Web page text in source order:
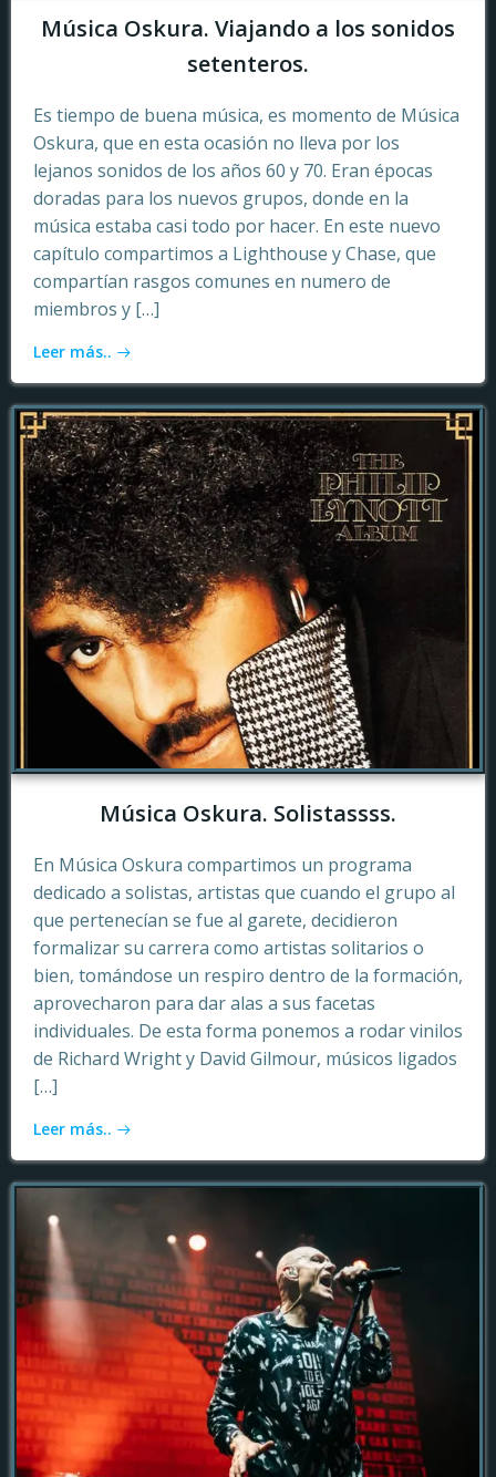
Música Oskura. Viajando a los sonidos
setenteros.
Es tiempo de buena música, es momento de Música
Oskura, que en esta ocasión no lleva por los
lejanos sonidos de los años 60 y 70. Eran épocas
doradas para los nuevos grupos, donde en la
música estaba casi todo por hacer. En este nuevo
capítulo compartimos a Lighthouse y Chase, que
compartían rasgos comunes en numero de
miembros y […]
Leer más..
Música Oskura. Solistassss.
En Música Oskura compartimos un programa
dedicado a solistas, artistas que cuando el grupo al
que pertenecían se fue al garete, decidieron
formalizar su carrera como artistas solitarios o
bien, tomándose un respiro dentro de la formación,
aprovecharon para dar alas a sus facetas
individuales. De esta forma ponemos a rodar vinilos
de Richard Wright y David Gilmour, músicos ligados
[…]
Leer más..